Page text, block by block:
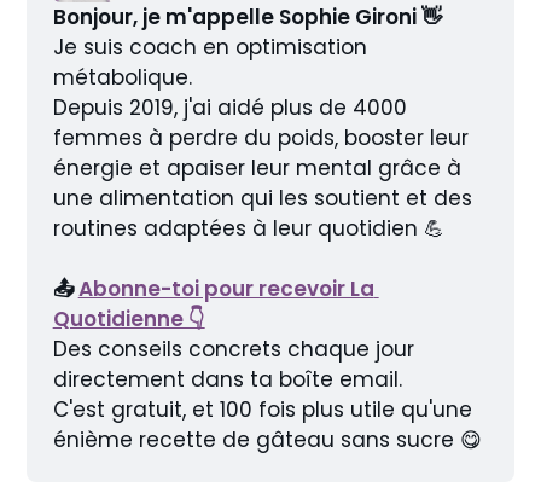
Bonjour, je m'appelle Sophie Gironi 👋
Je suis coach en optimisation
métabolique.
Depuis 2019, j'ai aidé plus de 4000
femmes à perdre du poids, booster leur
énergie et apaiser leur mental grâce à
une alimentation qui les soutient et des
routines adaptées à leur quotidien 💪
📤 Abonne-toi pour recevoir La
Quotidienne 👇
Des conseils concrets chaque jour
directement dans ta boîte email.
C'est gratuit, et 100 fois plus utile qu'une
énième recette de gâteau sans sucre 😋